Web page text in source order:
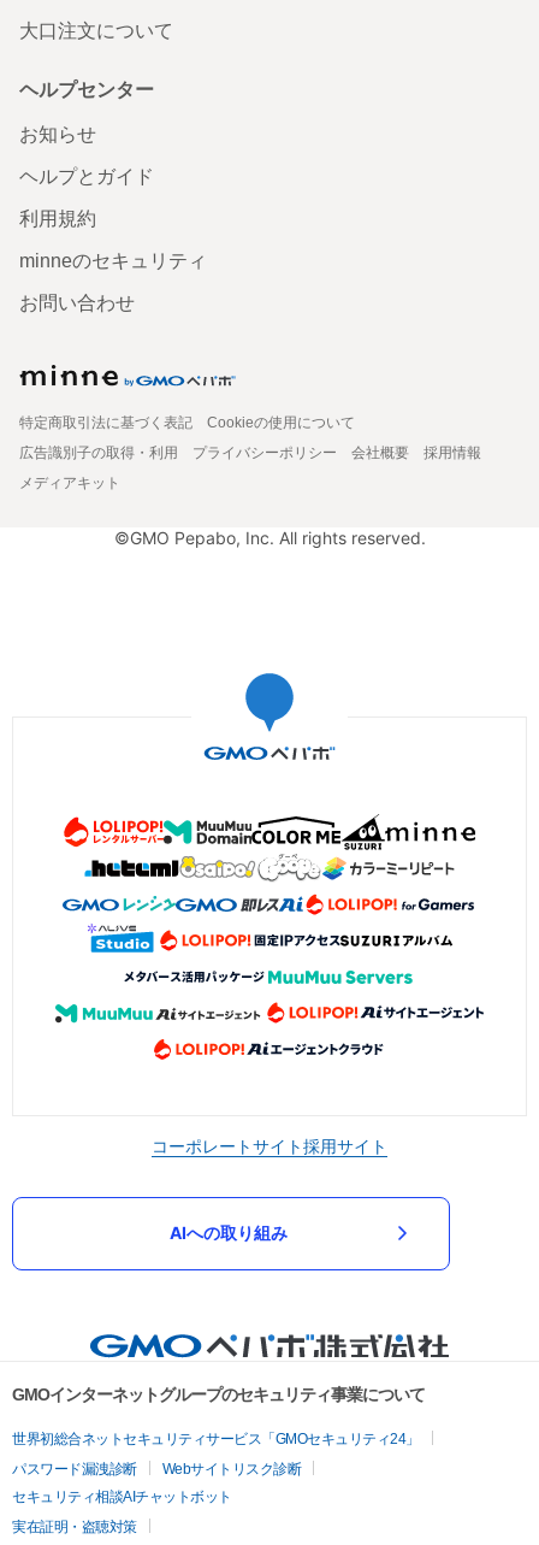
大口注文について
ヘルプセンター
お知らせ
ヘルプとガイド
利用規約
minneのセキュリティ
お問い合わせ
特定商取引法に基づく表記
Cookieの使用について
広告識別子の取得・利用
プライバシーポリシー 会社概要
採用情報
メディアキット
©GMO Pepabo, Inc. All rights reserved.
コーポレートサイト採用サイト
AIへの取り組み
GMOインターネットグループのセキュリティ事業について
世界初総合ネットセキュリティサービス「GMOセキュリティ24」
パスワード漏洩診断
Webサイトリスク診断
セキュリティ相談AIチャットボット
実在証明・盗聴対策